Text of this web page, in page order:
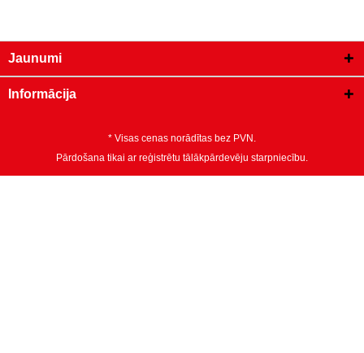
Jaunumi
Informācija
* Visas cenas norādītas bez PVN.
Pārdošana tikai ar reģistrētu tālākpārdevēju starpniecību.